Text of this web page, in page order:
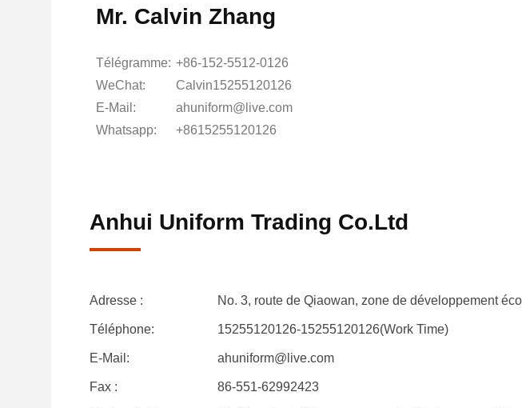
Mr. Calvin Zhang
Télégramme: +86-152-5512-0126
WeChat:
Calvin15255120126
E-Mail:
ahuniform@live.com
Whatsapp:
+8615255120126
Anhui Uniform Trading Co.Ltd
Adresse : No. 3, route de Qiaowan, zone de développement
Téléphone: 15255120126-15255120126(Work Time)
E-Mail: ahuniform@live.com
Fax : 86-551-62992423